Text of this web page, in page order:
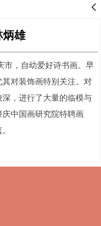
󰊒
炳雄
市，自幼爱好诗书画。早
对装饰画特别关注。对
，进行了大量的临模与
中国画研究院特聘画